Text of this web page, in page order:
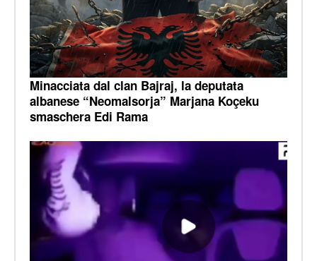
Minacciata dal clan Bajraj, la deputata
albanese “Neomalsorja” Marjana Koçeku
smaschera Edi Rama